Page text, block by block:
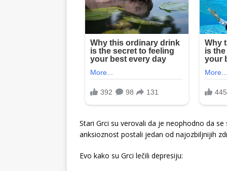
Stari Grci su verovali da je neophodno da
anksioznost postali jedan od najozbiljnijih
Evo kako su Grci lečili depresiju: